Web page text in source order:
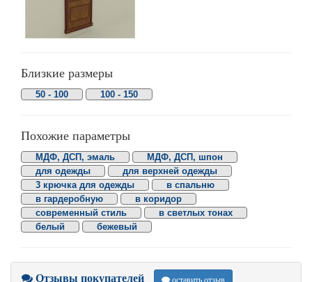
Близкие размеры
50 - 100 100 - 150
Похожие параметры
МДФ, ДСП, эмаль
МДФ, ДСП, шпон
для одежды
для верхней одежды
3 крючка для одежды
в спальню
в гардеробную
в коридор
современный стиль
в светлых тонах
белый
бежевый
Отзывы покупателей оставить отзыв